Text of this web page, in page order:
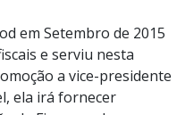
em Setembro de 2015
e serviu nesta
a vice-presidente
ela irá fornecer